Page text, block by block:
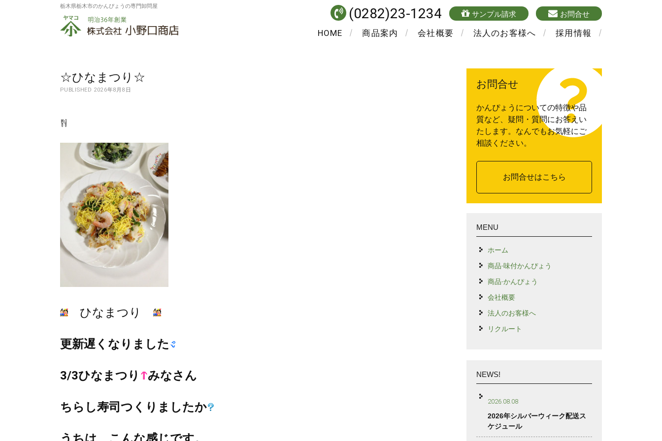
栃木県栃木市のかんぴょうの専門卸問屋
株
社
小
口
HOME 商品案内 会社概要 法人のお客様へ 採用情報
(0282)23-1234 sample
サンプル請求 mailform
お問合せ
☆ひなまつり☆
PUBLISHED 2026年8月8日
ひなまつり
更新遅くなりました
3/3ひなまつり みなさん
ちらし寿司つくりましたか
お問合せ
かんぴょうについての特徴や品
質など、疑問・質問にお答えい
たします。なんでもお気軽にご
相談ください。
お問合せはこちら
MENU
ホーム
商品-味付かんぴょう
商品-かんぴょう
会社概要
法人のお客様へ
リクルート
NEWS!
2026.08.08
2026年シルバーウィーク配送ス
ケジュール